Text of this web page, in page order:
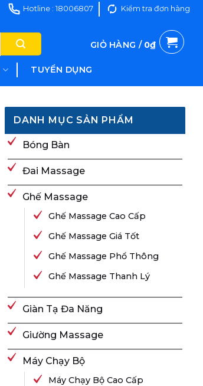
Hotline : 18006807 Kiểm tra đơn hàng
TUYỂN DỤNG
GIỎ HÀNG / 0₫
DANH MỤC SẢN PHẨM
Bóng Bàn
Đai Massage
Ghế Massage
Ghế Massage Cao Cấp
Ghế Massage Giá Tốt
Ghế Massage Phổ Thông
Ghế Massage Thanh Lý
Giàn Tạ Đa Năng
Giường Massage
Máy Chạy Bộ
Máy Chạy Bộ Cao Cấp